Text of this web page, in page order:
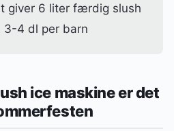
giver 6 liter færdig slush
3-4 dl per barn
ice maskine er det